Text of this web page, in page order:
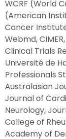
WCRF (World
(American
Cancer
Webmd,
Clinical Trials
Université de
Professionals
Australasian
Journal of
Neurology,
College of
Academy of